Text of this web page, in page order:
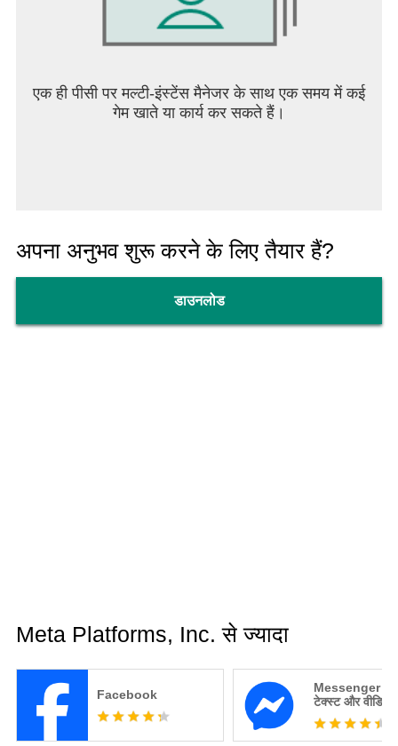
एक ही पीसी पर मल्टी-इंस्टेंस मैनेजर के साथ एक समय में कई
गेम खाते या कार्य कर सकते हैं।
अपना अनुभव शुरू करने के लिए तैयार हैं?
डाउनलोड
Meta Platforms, Inc. से ज्यादा
Facebook
Messenger –
टेक्स्ट और वीडियो